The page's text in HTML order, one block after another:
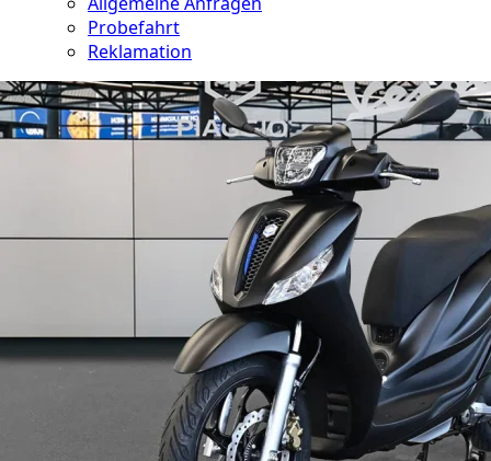
Probefahrt
Reklamation